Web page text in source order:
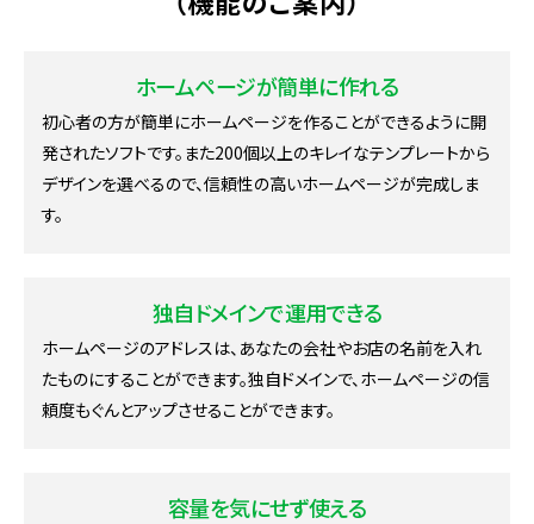
ホームページが簡単に作れる
初心者の方が簡単にホームページを作ることができるように開
発されたソフトです。また200個以上のキレイなテンプレートから
デザインを選べるので、信頼性の高いホームページが完成しま
す。
独自ドメインで運用できる
ホームページのアドレスは、あなたの会社やお店の名前を入れ
たものにすることができます。独自ドメインで、ホームページの信
頼度もぐんとアップさせることができます。
容量を気にせず使える